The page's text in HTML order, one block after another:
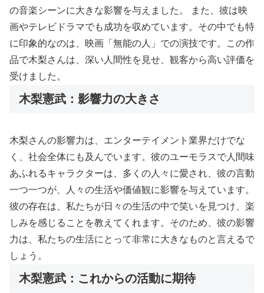
の音楽シーンに大きな影響を与えました。 また、彼は映
画やテレビドラマでも成功を収めています。その中でも特
に印象的なのは、映画「無能の人」での演技です。この作
品で木梨さんは、深い人間性を見せ、観客から高い評価を
受けました。
木梨憲武：影響力の大きさ
木梨さんの影響力は、エンターテイメント業界だけでな
く、社会全体にも及んでいます。彼のユーモラスで人間味
あふれるキャラクターは、多くの人々に愛され、彼の言動
一つ一つが、人々の生活や価値観に影響を与えています。
彼の存在は、私たちが日々の生活の中で笑いを見つけ、楽
しみを感じることを教えてくれます。そのため、彼の影響
力は、私たちの生活にとって非常に大きなものと言えるで
しょう。
木梨憲武：これからの活動に期待